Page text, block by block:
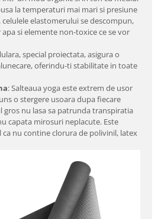
la temperaturi mai mari si presiune
elastomerului se descompun,
si elemente non-toxice ce se vor
special proiectata, asigura o
oferindu-ti stabilitate in toate
: Salteaua yoga este extrem de usor
o stergere usoara dupa fiecare
nu lasa sa patrunda transpiratia
capata mirosuri neplacute. Este
nu contine clorura de polivinil, latex